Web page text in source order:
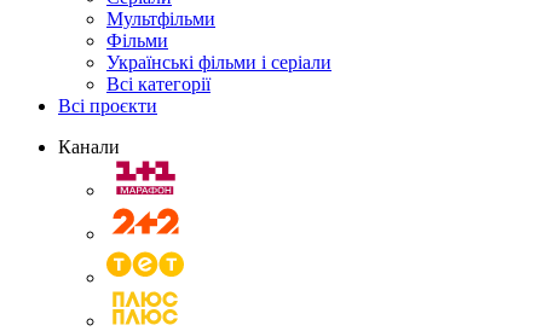
Мультфільми
Фільми
Українські фільми і серіали
Всі категорії
Всі проєкти
Канали